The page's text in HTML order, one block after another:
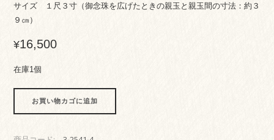
サイズ １尺３寸（御念珠を広げたときの親玉と親玉間の寸法：約３
９㎝）
¥16,500
在庫1個
お買い物カゴに追加